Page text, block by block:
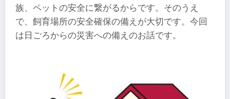
族、ペットの安全に繋がるからです。そのうえ
で、飼育場所の安全確保の備えが大切です。今回
は日ごろからの災害への備えのお話です。